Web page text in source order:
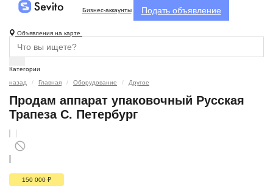
Бизнес-аккаунты Подать объявление
Объявления на карте
Категории
назад
Главная Оборудование Другое
Продам аппарат упаковочный Русская
Трапеза С. Петербург
150 000 ₽